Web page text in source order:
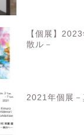
【個展】
散ル－
2021年個展